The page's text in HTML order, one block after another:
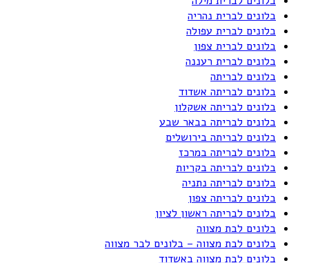
בלונים לברית נהריה
בלונים לברית עפולה
בלונים לברית צפון
בלונים לברית רעננה
בלונים לבריתה
בלונים לבריתה אשדוד
בלונים לבריתה אשקלון
בלונים לבריתה בבאר שבע
בלונים לבריתה בירושלים
בלונים לבריתה במרכז
בלונים לבריתה בקריות
בלונים לבריתה נתניה
בלונים לבריתה צפון
בלונים לבריתה ראשון לציון
בלונים לבת מצווה
בלונים לבת מצווה – בלונים לבר מצווה
בלונים לבת מצווה באשדוד